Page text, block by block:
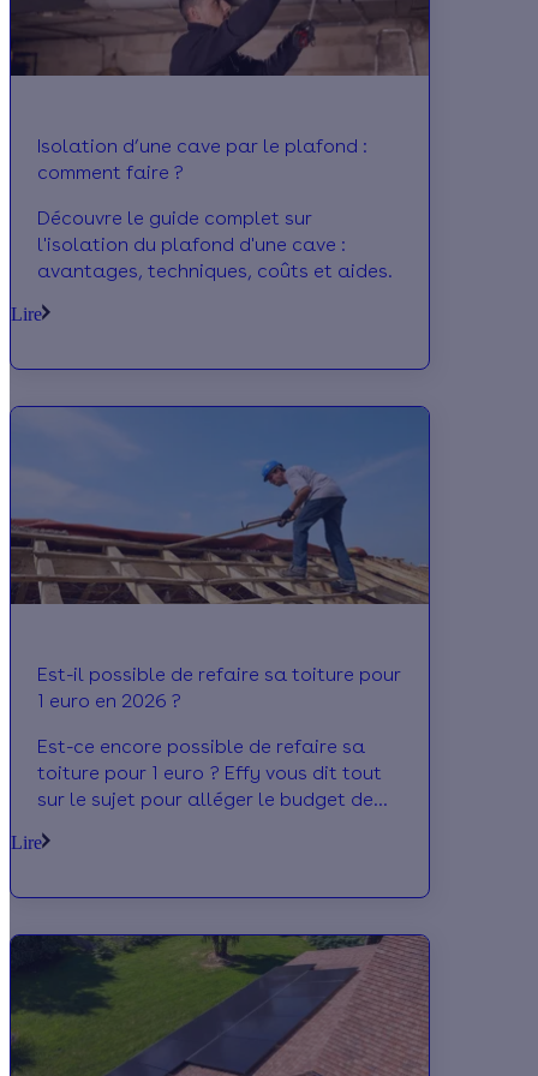
Isolation d’une cave par le plafond :
comment faire ?
Découvre le guide complet sur
l'isolation du plafond d'une cave :
avantages, techniques, coûts et aides.
Lire
Est-il possible de refaire sa toiture pour
1 euro en 2026 ?
Est-ce encore possible de refaire sa
toiture pour 1 euro ? Effy vous dit tout
sur le sujet pour alléger le budget de
Lire